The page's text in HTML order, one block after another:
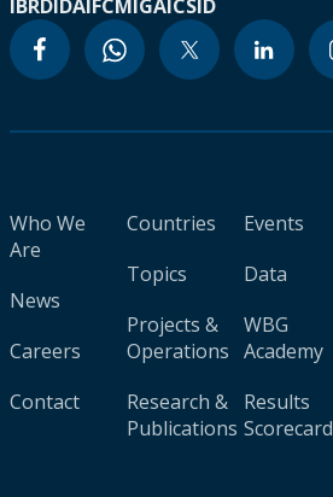
IBRDIDAIFCMIGAICSID
Who We
Are
News
Careers
Contact
Countries
Topics
Projects &
Operations
Research &
Publications
Events
Data
WBG
Academy
Results
Scorecard